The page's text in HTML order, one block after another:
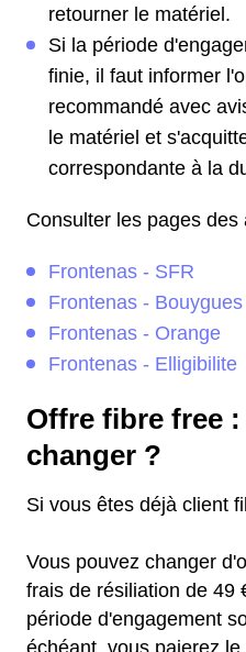
retourner le matériel.
Si la période
finie, il faut informer
recommandé avec
le matériel et
correspondante à la
Consulter les pages
Frontenas - SFR
Frontenas - Bouygues
Frontenas - Orange
Frontenas - Elligibilite
Offre fibre free
changer ?
Si vous êtes déjà client
Vous pouvez changer
frais de résiliation de 49
période d'engagement
échéant, vous paierez